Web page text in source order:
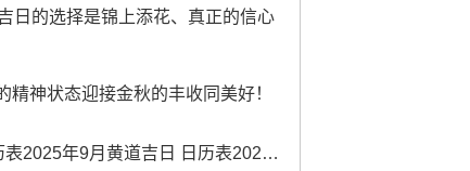
日的选择是锦上添花、真正的信心
神状态迎接金秋的丰收同美好！
2025年9月黄道吉日 日历表2025年全年日历黄道吉日